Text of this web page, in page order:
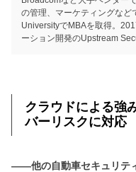
の管理、マーケティングなど
UniversityでMBAを取得。
ーション開発のUpstream
クラウドによる強
バーリスクに対応
――他の自動車セキュリテ